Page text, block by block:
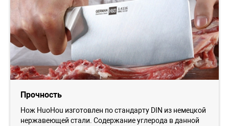
Прочность
Нож HuoHou изготовлен по стандарту DIN из немецкой
нержавеющей стали. Содержание углерода в данной